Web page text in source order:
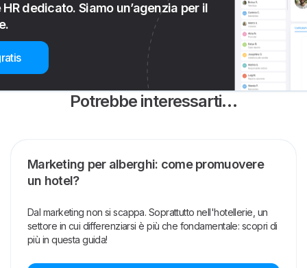
dedicato. Siamo un’agenzia per il
Potrebbe interessarti…
Marketing per alberghi: come promuovere
un hotel?
Dal marketing non si scappa. Soprattutto nell'hotellerie, un
settore in cui differenziarsi è più che fondamentale: scopri di
più in questa guida!